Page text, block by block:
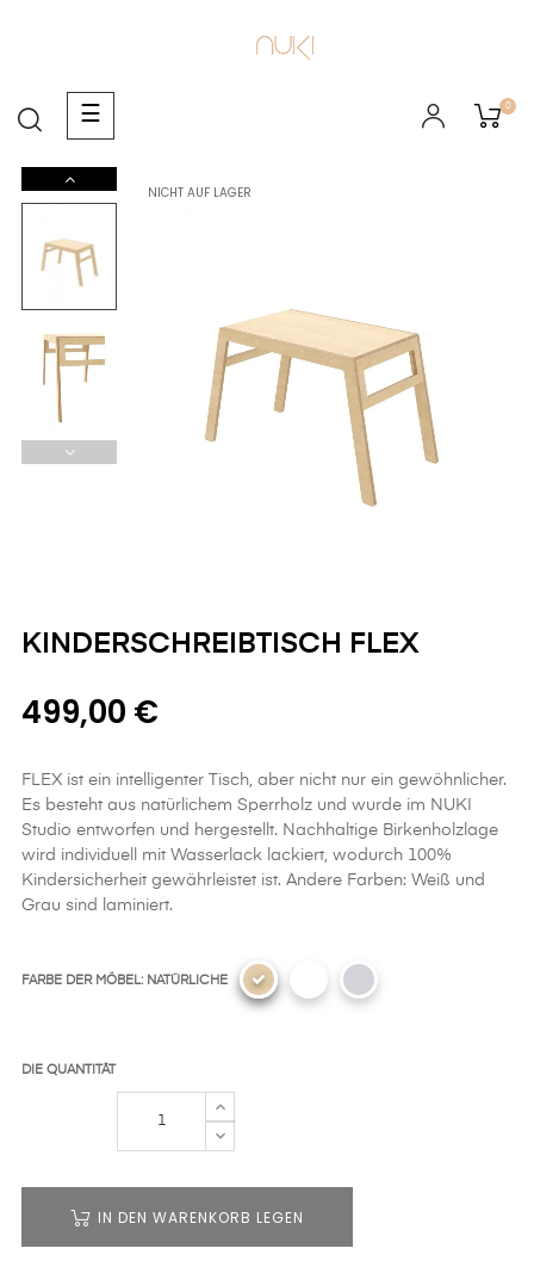
Umschalten
der
Navigation
☰ 0
NICHT AUF LAGER
KINDERSCHREIBTISCH FLEX
499,00 €
FLEX ist ein intelligenter Tisch, aber nicht nur ein gewöhnlicher.
Es besteht aus natürlichem Sperrholz und wurde im NUKI
Studio entworfen und hergestellt. Nachhaltige Birkenholzlage
wird individuell mit Wasserlack lackiert, wodurch 100%
Kindersicherheit gewährleistet ist. Andere Farben: Weiß und
Grau sind laminiert.
FARBE DER MÖBEL: NATÜRLICHE
DIE QUANTITÄT
IN DEN WARENKORB LEGEN